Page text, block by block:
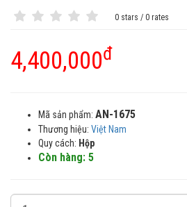
0 stars / 0 rates
4,400,000đ
Mã sản phẩm: AN-1675
Thương hiệu: Việt Nam
Quy cách: Hộp
Còn hàng: 5